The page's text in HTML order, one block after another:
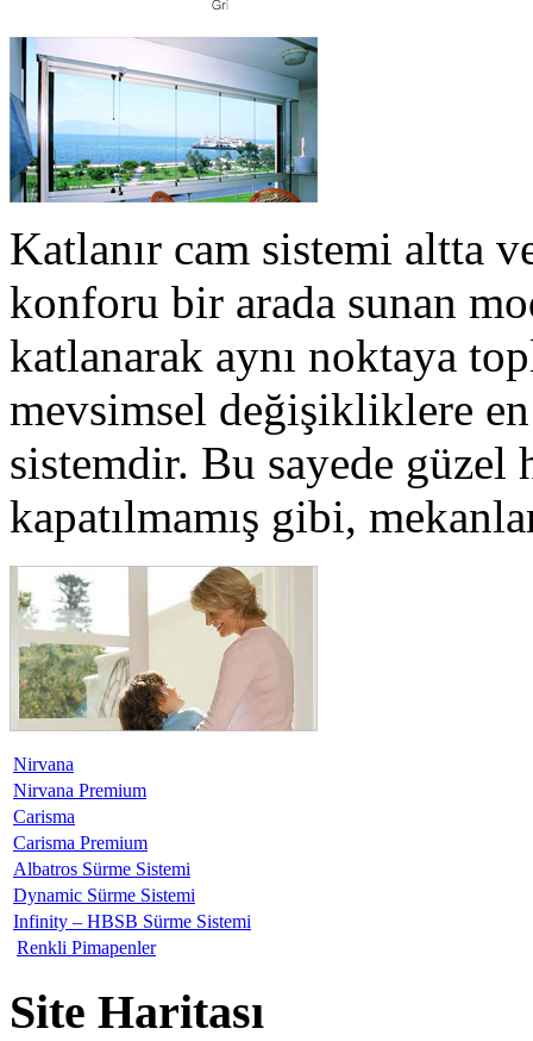
Katlanır cam sistemi altta
konforu bir arada sunan
katlanarak aynı noktaya
mevsimsel değişikliklere
sistemdir. Bu sayede güzel
kapatılmamış gibi,
Nirvana
Nirvana Premium
Carisma
Carisma Premium
Albatros Sürme Sistemi
Dynamic Sürme Sistemi
Infinity – HBSB Sürme Sistemi
Renkli Pimapenler
Site Haritası